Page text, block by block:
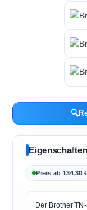
🔍
Preis ab 134,30 €
Der Brother